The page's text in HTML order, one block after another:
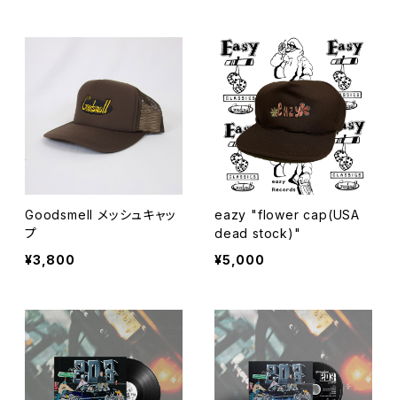
Goodsmell メッシュキャッ
プ
¥3,800
eazy "flower cap(USA
dead stock)"
¥5,000